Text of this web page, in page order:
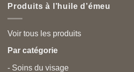
Produits à l’huile d’émeu
Voir tous les produits
Par catégorie
- Soins du visage